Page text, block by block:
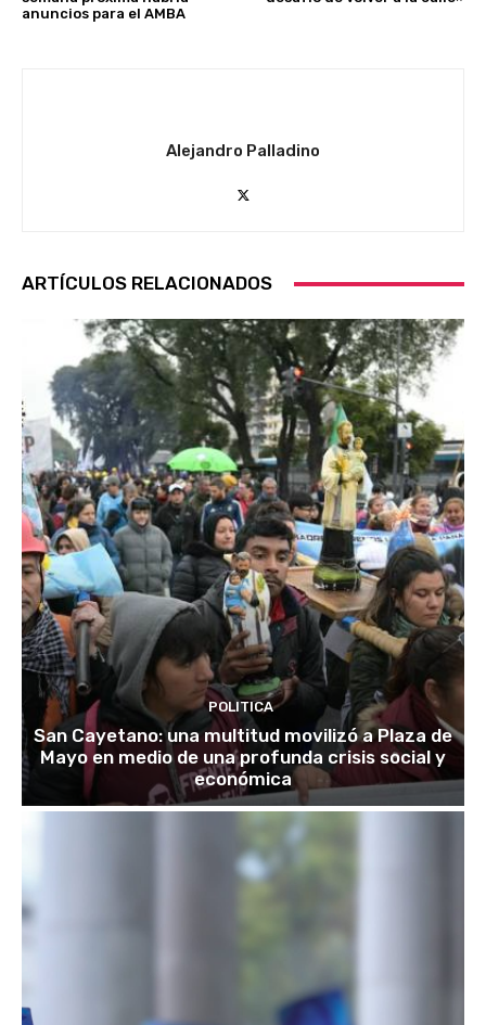
anuncios para el AMBA
Alejandro Palladino
ARTÍCULOS RELACIONADOS
POLITICA
San Cayetano: una multitud movilizó a Plaza de
Mayo en medio de una profunda crisis social y
económica